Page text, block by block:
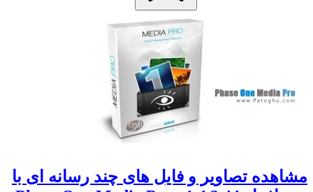
مشاهده تصاویر و فایل های چند رسانه ای با